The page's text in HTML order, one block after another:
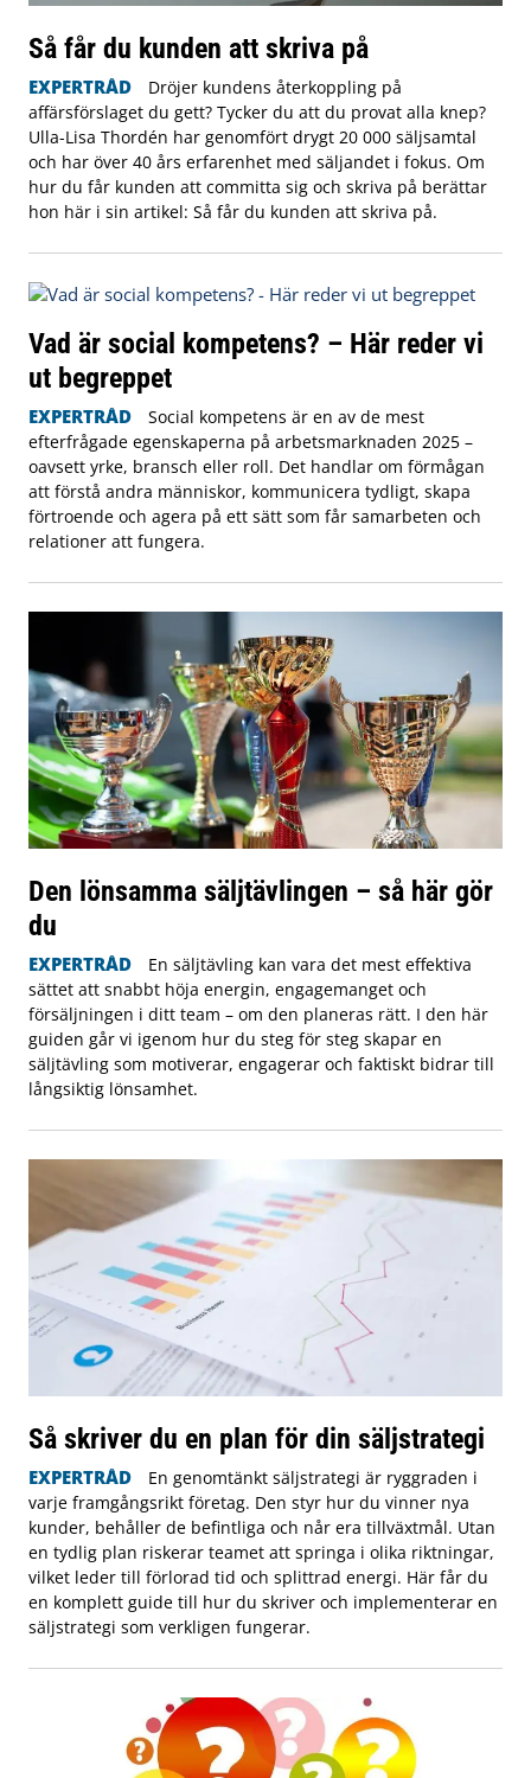
Så får du kunden att skriva på
EXPERTRÅD
Dröjer kundens återkoppling på
affärsförslaget du gett? Tycker du att du provat alla knep?
Ulla-Lisa Thordén har genomfört drygt 20 000 säljsamtal
och har över 40 års erfarenhet med säljandet i fokus. Om
hur du får kunden att committa sig och skriva på berättar
hon här i sin artikel: Så får du kunden att skriva på.
Vad är social kompetens? – Här reder vi
ut begreppet
EXPERTRÅD
Social kompetens är en av de mest
efterfrågade egenskaperna på arbetsmarknaden 2025 –
oavsett yrke, bransch eller roll. Det handlar om förmågan
att förstå andra människor, kommunicera tydligt, skapa
förtroende och agera på ett sätt som får samarbeten och
relationer att fungera.
Den lönsamma säljtävlingen – så här gör
du
EXPERTRÅD
En säljtävling kan vara det mest effektiva
sättet att snabbt höja energin, engagemanget och
försäljningen i ditt team – om den planeras rätt. I den här
guiden går vi igenom hur du steg för steg skapar en
säljtävling som motiverar, engagerar och faktiskt bidrar till
långsiktig lönsamhet.
Så skriver du en plan för din säljstrategi
EXPERTRÅD
En genomtänkt säljstrategi är ryggraden i
varje framgångsrikt företag. Den styr hur du vinner nya
kunder, behåller de befintliga och når era tillväxtmål. Utan
en tydlig plan riskerar teamet att springa i olika riktningar,
vilket leder till förlorad tid och splittrad energi. Här får du
en komplett guide till hur du skriver och implementerar en
säljstrategi som verkligen fungerar.